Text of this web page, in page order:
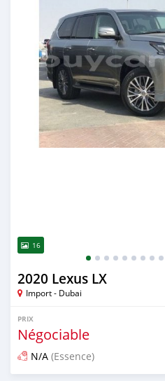
16
2020 Lexus LX
Import - Dubai
PRIX
Négociable
N/A (Essence)